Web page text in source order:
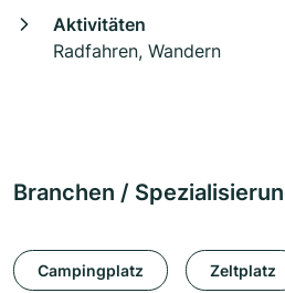
Aktivitäten
Radfahren, Wandern
Branchen /
Campingplatz Zeltplatz